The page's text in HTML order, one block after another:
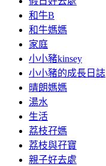
和牛B
和牛媽媽
家庭
小小豬kinsey
小小豬的成長日誌
晴朗媽媽
湯水
生活
荔枝孖媽
荔枝與孖寶
親子好去處